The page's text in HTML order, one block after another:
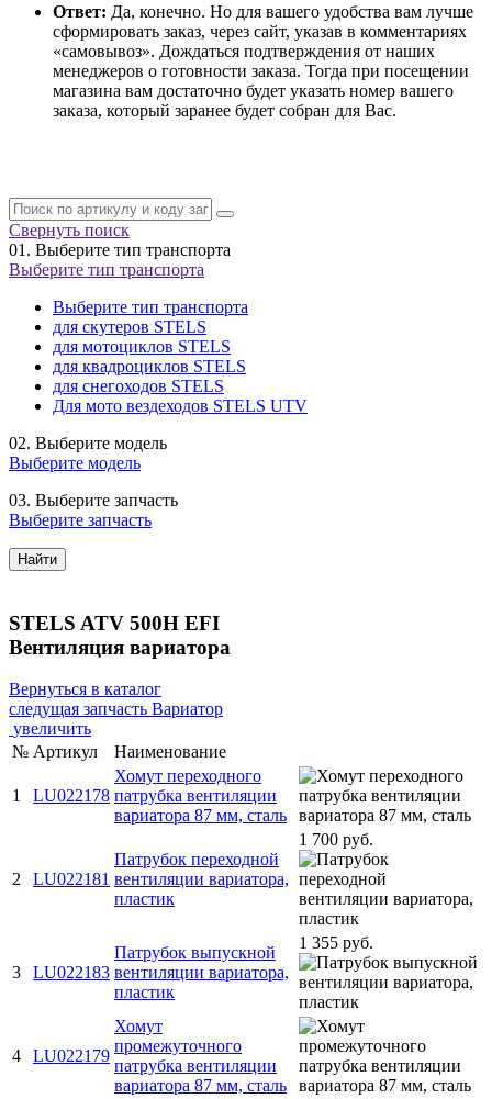
Ответ: Да, конечно. Но для вашего удобства вам лучше
сформировать заказ, через сайт, указав в комментариях
«самовывоз». Дождаться подтверждения от наших
менеджеров о готовности заказа. Тогда при посещении
магазина вам достаточно будет указать номер вашего
заказа, который заранее будет собран для Вас.
Свернуть поиск
01. Выберите тип транспорта
Выберите тип транспорта
Выберите тип транспорта
для скутеров STELS
для мотоциклов STELS
для квадроциклов STELS
для снегоходов STELS
Для мото вездеходов STELS UTV
02. Выберите модель
Выберите модель
03. Выберите запчасть
Выберите запчасть
Найти
STELS ATV 500H EFI
Вентиляция вариатора
Вернуться в каталог
следущая запчасть Вариатор
увеличить
№ Артикул Наименование
1 LU022178
Хомут переходного
патрубка вентиляции
вариатора 87 мм, сталь
2 LU022181
Патрубок переходной
вентиляции вариатора,
пластик
1 700 руб.
3 LU022183
Патрубок выпускной
вентиляции вариатора,
пластик
1 355 руб.
4 LU022179
Хомут
промежуточного
патрубка вентиляции
вариатора 87 мм, сталь